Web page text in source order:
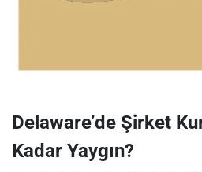
Delaware’de Şirket
Kadar Yaygın?